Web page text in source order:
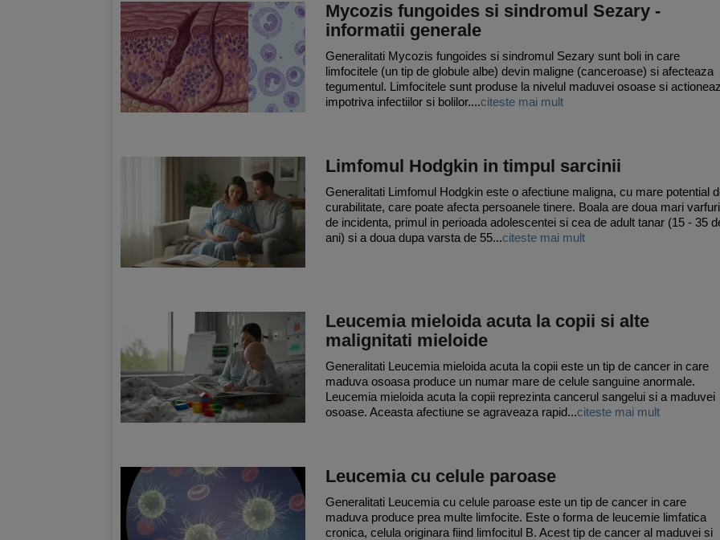
Mycozis fungoides si sindromul Sezary -
informatii generale
Generalitati Mycozis fungoides si sindromul Sezary sunt boli in care
limfocitele (un tip de globule albe) devin maligne (canceroase) si afecteaza
tegumentul. Limfocitele sunt produse la nivelul maduvei osoase si
impotriva infectiilor si bolilor....citeste mai mult
Limfomul Hodgkin in timpul sarcinii
Generalitati Limfomul Hodgkin este o afectiune maligna, cu mare potential
curabilitate, care poate afecta persoanele tinere. Boala are doua mari varfuri
de incidenta, primul in perioada adolescentei si cea de adult tanar (15 - 35
ani) si a doua dupa varsta de 55...citeste mai mult
Leucemia mieloida acuta la copii si alte
malignitati mieloide
Generalitati Leucemia mieloida acuta la copii este un tip de cancer in care
maduva osoasa produce un numar mare de celule sanguine anormale.
Leucemia mieloida acuta la copii reprezinta cancerul sangelui si a maduvei
osoase. Aceasta afectiune se agraveaza rapid...citeste mai mult
Leucemia cu celule paroase
Generalitati Leucemia cu celule paroase este un tip de cancer in care
maduva produce prea multe limfocite. Este o forma de leucemie limfatica
cronica, celula originara fiind limfocitul B. Acest tip de cancer al maduvei si